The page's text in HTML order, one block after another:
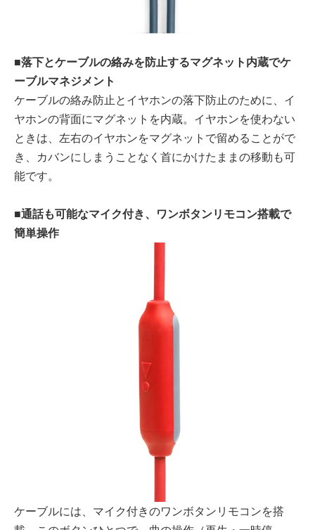
■落下とケーブルの絡みを防止するマグネット内蔵でケ
ーブルマネジメント
ケーブルの絡み防止とイヤホンの落下防止のために、イ
ヤホンの背面にマグネットを内蔵。イヤホンを使わない
ときは、左右のイヤホンをマグネットで留めることがで
き、カバンにしまうことなく首にかけたままの移動も可
能です。
■通話も可能なマイク付き、ワンボタンリモコン搭載で
簡単操作
ケーブルには、マイク付きのワンボタンリモコンを搭